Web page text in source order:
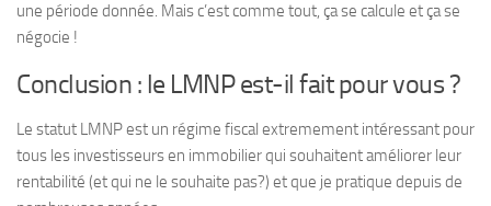
une période donnée. Mais c’est comme tout, ça se calcule et ça se
négocie !
Conclusion : le LMNP est-il fait pour vous ?
Le statut LMNP est un régime fiscal extremement intéressant pour
tous les investisseurs en immobilier qui souhaitent améliorer leur
rentabilité (et qui ne le souhaite pas?) et que je pratique depuis de